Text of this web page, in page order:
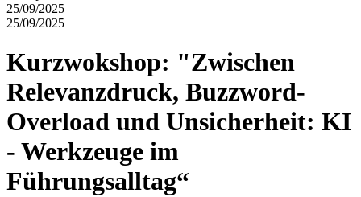
25/09/2025
25/09/2025
Kurzwokshop: "Zwischen
Relevanzdruck, Buzzword-
Overload und Unsicherheit: KI
- Werkzeuge im
Führungsalltag“